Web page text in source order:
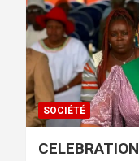
SOCIÉTÉ